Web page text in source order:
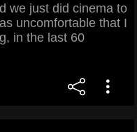
we just did cinema to
uncomfortable that I
in the last 60